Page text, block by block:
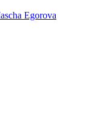
Egorova